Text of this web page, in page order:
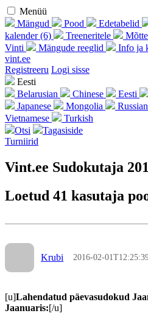
Menüü
Mängud
Pood Edetabelid
kalender (6)
Treeneritele
Vinti
Mängude reeglid Info ja
vint.ee
Regist­reeru Logi sisse
Eesti
Belarusian
Chinese Eesti
Japanese
Mongolia Russian
Vietnamese
Turkish
Otsi
Tagasiside
Turniirid
Vint.ee Sudokutaja
Loetud 41 kasutaja
Krubi 2016-02-
[u]Lahendatud päevasudokud
Jaanuaris:[/u]